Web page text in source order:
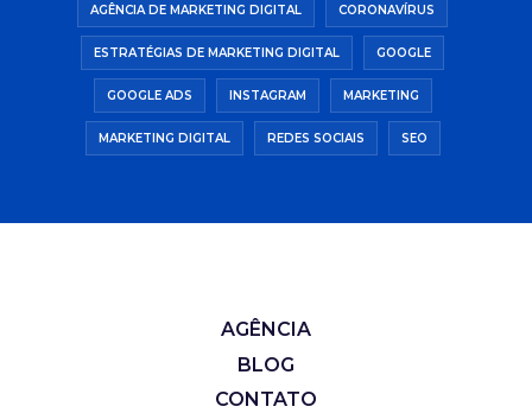
AGÊNCIA DE MARKETING DIGITAL CORONAVÍRUS
ESTRATÉGIAS DE MARKETING DIGITAL GOOGLE
GOOGLE ADS INSTAGRAM MARKETING
MARKETING DIGITAL REDES SOCIAIS SEO
AGÊNCIA
BLOG
CONTATO